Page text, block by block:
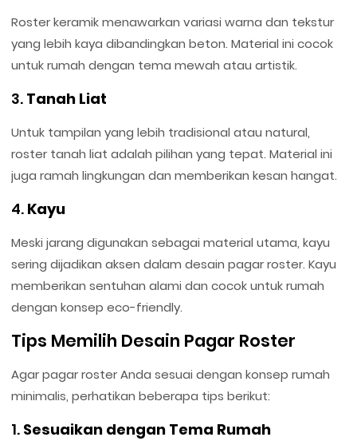
Roster keramik menawarkan variasi warna dan tekstur
yang lebih kaya dibandingkan beton. Material ini cocok
untuk rumah dengan tema mewah atau artistik.
3. Tanah Liat
Untuk tampilan yang lebih tradisional atau natural,
roster tanah liat adalah pilihan yang tepat. Material ini
juga ramah lingkungan dan memberikan kesan hangat.
4. Kayu
Meski jarang digunakan sebagai material utama, kayu
sering dijadikan aksen dalam desain pagar roster. Kayu
memberikan sentuhan alami dan cocok untuk rumah
dengan konsep eco-friendly.
Tips Memilih Desain Pagar Roster
Agar pagar roster Anda sesuai dengan konsep rumah
minimalis, perhatikan beberapa tips berikut:
1. Sesuaikan dengan Tema Rumah